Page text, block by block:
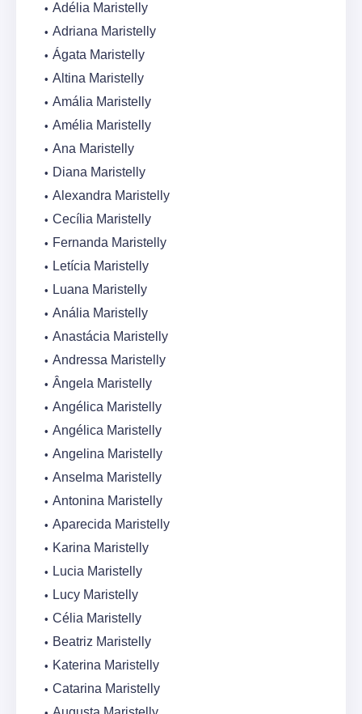
Adélia Maristelly
Adriana Maristelly
Ágata Maristelly
Altina Maristelly
Amália Maristelly
Amélia Maristelly
Ana Maristelly
Diana Maristelly
Alexandra Maristelly
Cecília Maristelly
Fernanda Maristelly
Letícia Maristelly
Luana Maristelly
Anália Maristelly
Anastácia Maristelly
Andressa Maristelly
Ângela Maristelly
Angélica Maristelly
Angélica Maristelly
Angelina Maristelly
Anselma Maristelly
Antonina Maristelly
Aparecida Maristelly
Karina Maristelly
Lucia Maristelly
Lucy Maristelly
Célia Maristelly
Beatriz Maristelly
Katerina Maristelly
Catarina Maristelly